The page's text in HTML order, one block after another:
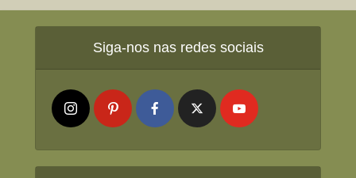
Siga-nos nas redes sociais